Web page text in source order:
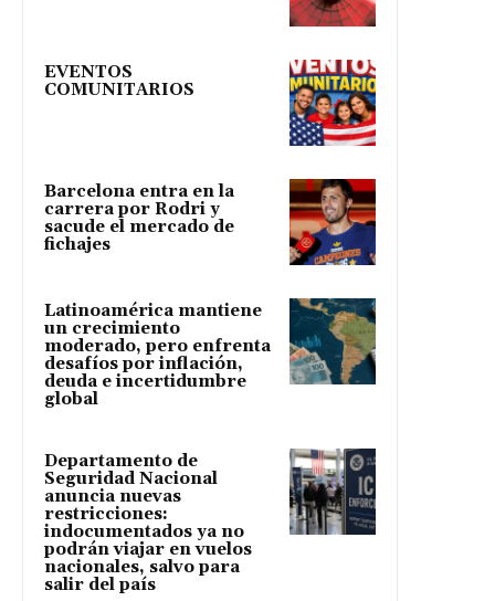
EVENTOS
COMUNITARIOS
Barcelona entra en la
carrera por Rodri y
sacude el mercado de
fichajes
Latinoamérica mantiene
un crecimiento
moderado, pero enfrenta
desafíos por inflación,
deuda e incertidumbre
global
Departamento de
Seguridad Nacional
anuncia nuevas
restricciones:
indocumentados ya no
podrán viajar en vuelos
nacionales, salvo para
salir del país